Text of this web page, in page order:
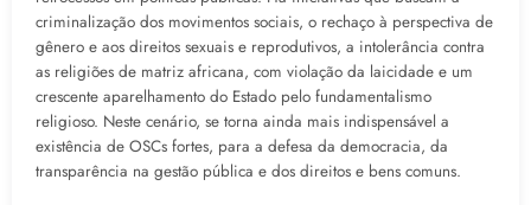
criminalização dos movimentos sociais, o rechaço à perspectiva de
gênero e aos direitos sexuais e reprodutivos, a intolerância contra
as religiões de matriz africana, com violação da laicidade e um
crescente aparelhamento do Estado pelo fundamentalismo
religioso. Neste cenário, se torna ainda mais indispensável a
existência de OSCs fortes, para a defesa da democracia, da
transparência na gestão pública e dos direitos e bens comuns.